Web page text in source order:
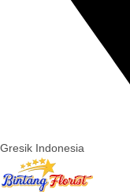
Gresik Indonesia